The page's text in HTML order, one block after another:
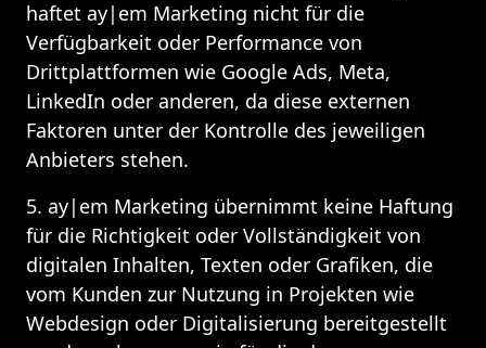
haftet ay|em Marketing nicht für die
Verfügbarkeit oder Performance von
Drittplattformen wie Google Ads, Meta,
LinkedIn oder anderen, da diese externen
Faktoren unter der Kontrolle des jeweiligen
Anbieters stehen.
5. ay|em Marketing übernimmt keine Haftung
für die Richtigkeit oder Vollständigkeit von
digitalen Inhalten, Texten oder Grafiken, die
vom Kunden zur Nutzung in Projekten wie
Webdesign oder Digitalisierung bereitgestellt